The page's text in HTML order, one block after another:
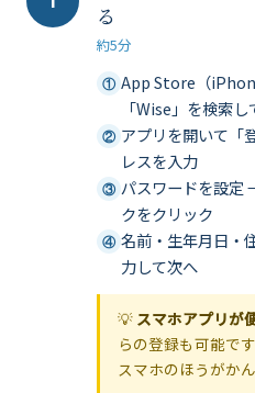
る
約5分
① App Store（
「Wise」を検索
② アプリを開いて「
レスを入力
③ パスワードを設定
クをクリック
④ 名前・生年月日・
力して次へ
💡 スマホアプリが
らの登録も可能で
スマホのほうがかん